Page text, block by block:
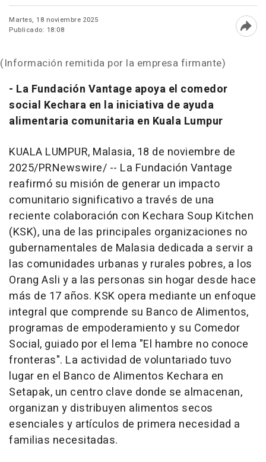
Martes, 18 noviembre 2025
Publicado: 18:08
(Información remitida por la empresa firmante)
- La Fundación Vantage apoya el comedor
social Kechara en la iniciativa de ayuda
alimentaria comunitaria en Kuala Lumpur
KUALA LUMPUR, Malasia, 18 de noviembre de
2025/PRNewswire/ -- La Fundación Vantage
reafirmó su misión de generar un impacto
comunitario significativo a través de una
reciente colaboración con Kechara Soup Kitchen
(KSK), una de las principales organizaciones no
gubernamentales de Malasia dedicada a servir a
las comunidades urbanas y rurales pobres, a los
Orang Asli y a las personas sin hogar desde hace
más de 17 años. KSK opera mediante un enfoque
integral que comprende su Banco de Alimentos,
programas de empoderamiento y su Comedor
Social, guiado por el lema "El hambre no conoce
fronteras". La actividad de voluntariado tuvo
lugar en el Banco de Alimentos Kechara en
Setapak, un centro clave donde se almacenan,
organizan y distribuyen alimentos secos
esenciales y artículos de primera necesidad a
familias necesitadas.